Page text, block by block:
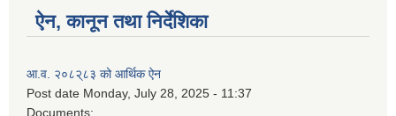
ऐन, कानून तथा निर्देशिका
आ.व. २०८२्८३ को आर्थिक ऐन
Post date Monday, July 28, 2025 - 11:37
Documents: